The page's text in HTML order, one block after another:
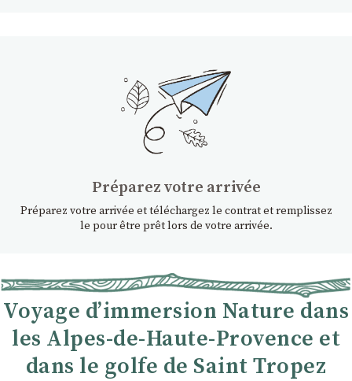
Préparez votre arrivée
Préparez votre arrivée et téléchargez le contrat et remplissez
le pour être prêt lors de votre arrivée.
Voyage d’immersion Nature dans
les Alpes-de-Haute-Provence et
dans le golfe de Saint Tropez